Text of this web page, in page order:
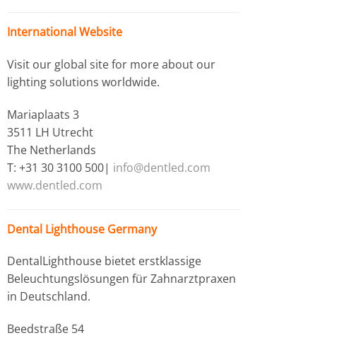
International Website
Visit our global site for more about our
lighting solutions worldwide.
Mariaplaats 3
3511 LH Utrecht
The Netherlands
T: +31 30 3100 500| info@dentled.com
www.dentled.com
Dental Lighthouse Germany
DentalLighthouse bietet erstklassige
Beleuchtungslösungen für Zahnarztpraxen
in Deutschland.
Beedstraße 54